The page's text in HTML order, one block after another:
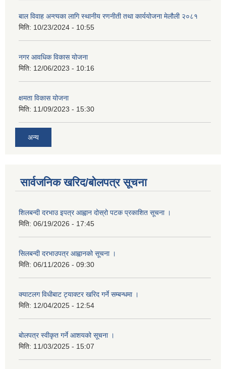
बाल विवाह अन्त्यका लागि स्थानीय रणनीती तथा कार्ययोजना मेलौली २०८१
मिति: 10/23/2024 - 10:55
नगर आवधिक विकास योजना
मिति: 12/06/2023 - 10:16
क्षमता विकास योजना
मिति: 11/09/2023 - 15:30
अन्य
सार्वजनिक खरिद/बोलपत्र सूचना
शिलबन्दी दरभाउ इपत्र आह्वान दोस्रो पटक प्रकाशित सूचना ।
मिति: 06/19/2026 - 17:45
सिलबन्दी दरभाउपत्र आह्वानको सूचना ।
मिति: 06/11/2026 - 09:30
क्याटलग विधीबाट ट्याक्टर खरिद गर्ने सम्बन्धमा ।
मिति: 12/04/2025 - 12:54
बोलपत्र स्वीकृत गर्ने आशयको सूचना ।
मिति: 11/03/2025 - 15:07